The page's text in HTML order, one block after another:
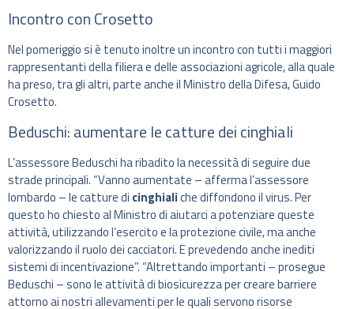
Incontro con Crosetto
Nel pomeriggio si è tenuto inoltre un incontro con tutti i maggiori
rappresentanti della filiera e delle associazioni agricole, alla quale
ha preso, tra gli altri, parte anche il Ministro della Difesa, Guido
Crosetto.
Beduschi: aumentare le catture dei cinghiali
L’assessore Beduschi ha ribadito la necessità di seguire due
strade principali. “Vanno aumentate – afferma l’assessore
lombardo – le catture di cinghialiche diffondono il virus. Per
questo ho chiesto al Ministro di aiutarci a potenziare queste
attività, utilizzando l’esercito e la protezione civile, ma anche
valorizzando il ruolo dei cacciatori. E prevedendo anche inediti
sistemi di incentivazione”. “Altrettando importanti – prosegue
Beduschi – sono le attività di biosicurezza per creare barriere
attorno ai nostri allevamenti per le quali servono risorse